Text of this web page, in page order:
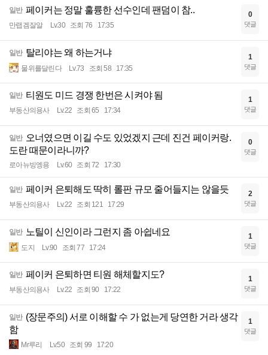
일반 페이커는 정말 훌륭한 선수인데 팬덤이 참..
만랩겜잘알 Lv.30 조회 76 17:35
0
댓글
일반 탈리야는 왜 하는거냐
물위를달린다 Lv.73 조회 58 17:35
1
댓글
일반 티원도 미드 경쟁 한번은 시켜야 됨
부동산의용사 Lv.22 조회 65 17:34
1
댓글
일반 오너였으면 이길 수도 있었겠지 근데 진건 페이커랑.
도란 때문이라니까?
로아뉴빙엥용 Lv.60 조회 72 17:30
0
댓글
일반 페이커 은퇴해도 딱히 롤판 규모 줄어들지는 않을듯
부동산의용사 Lv.22 조회 121 17:29
2
댓글
일반 노틸이 신인이라 그런지 좀 아쉽네요
도지 Lv.90 조회 77 17:24
1
댓글
일반 페이커 은퇴하면 티원 해체할지도?
부동산의용사 Lv.22 조회 90 17:22
1
댓글
일반 (장문주의) 서로 이해할 수 가 없는게 당연한 거라 생각
함
Mr루리 Lv.50 조회 99 17:20
1
댓글